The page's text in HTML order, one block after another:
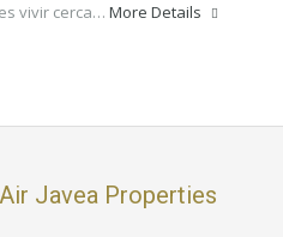
vivir cerca… More Details
Javea Properties